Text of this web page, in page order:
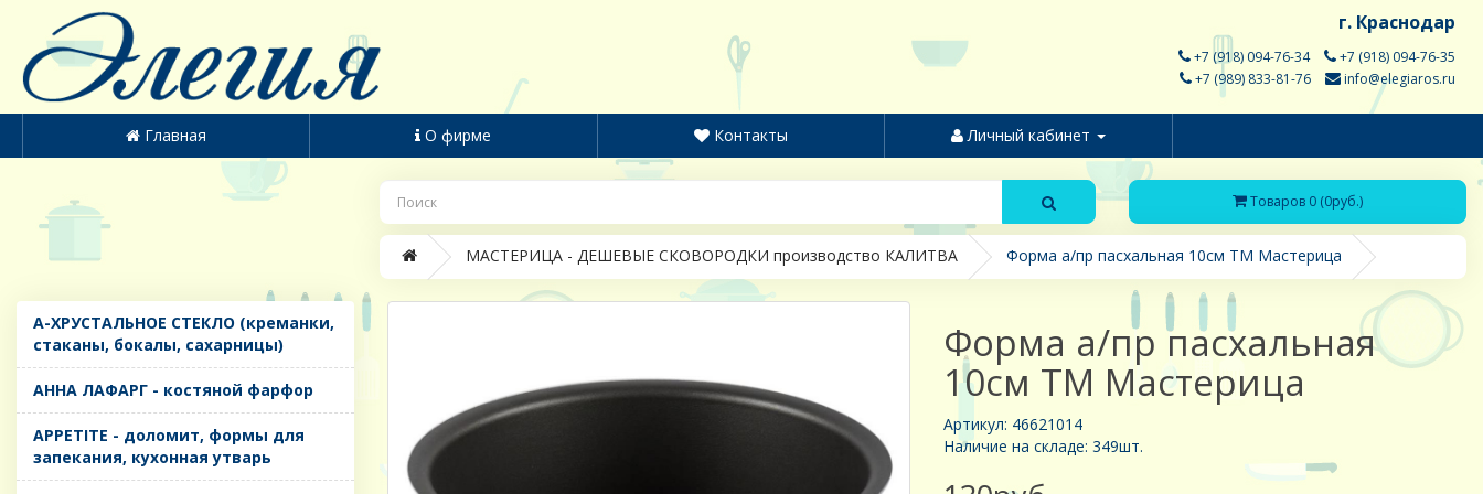
г. Краснодар
+7 (918) 094-76-34
+7 (918) 094-76-35
+7 (989) 833-81-76
info@elegiaros.ru
Главная О фирме Контакты Личный кабинет
Товаров 0 (0руб.)
MАСТЕРИЦА - ДЕШЕВЫЕ СКОВОРОДКИ производство КАЛИТВА Форма а/пр пасхальная 10см ТМ Мастерица
A-ХРУСТАЛЬНОЕ СТЕКЛО (креманки,
стаканы, бокалы, сахарницы)
AHHA ЛАФАРГ - костяной фарфор
APPETITE - доломит, формы для
запекания, кухонная утварь
Форма а/пр пасхальная
10см ТМ Мастерица
Артикул: 46621014
Наличие на складе: 349шт.